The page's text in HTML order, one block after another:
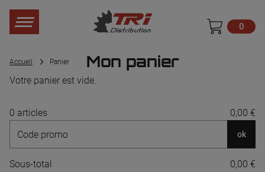
0
Accueil Panier Mon panier
Votre panier est vide.
0 articles 0,00 €
ok
Sous-total
0,00 €